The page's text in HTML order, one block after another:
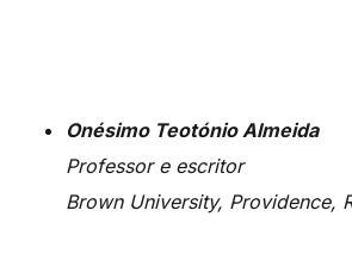
Onésimo Teotónio Almeida
Professor e escritor
Brown University, Providence,